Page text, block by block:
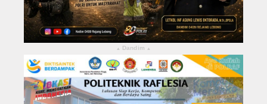
Pemerintahan
Berita Utama
LEBONG
KABUPATEN KEPAHIANG
▴ Dandim ▴